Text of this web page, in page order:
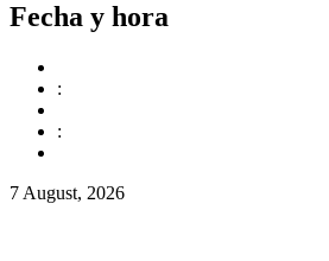
Fecha y hora
:
:
7 August, 2026